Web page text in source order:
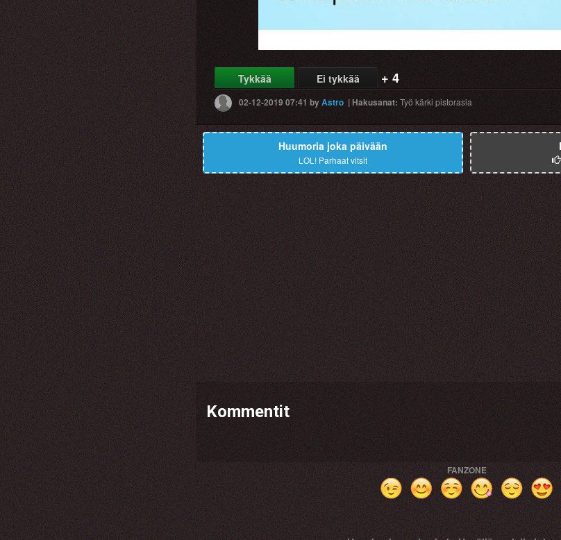
Tykkää Ei tykkää + 4
02-12-2019 07:41 byAstro |Hakusanat: Työ kärki pistorasia
Huumoria joka päivään
LOL! Parhaat vitsit
Kommentit
FANZONE